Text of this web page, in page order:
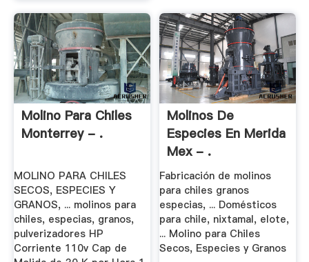
Molino Para Chiles
Monterrey - .
MOLINO PARA CHILES
SECOS, ESPECIES Y
GRANOS, ... molinos para
chiles, especias, granos,
pulverizadores HP
Corriente 110v Cap de
Molinos De
Especies En Merida
Mex - .
Fabricación de molinos
para chiles granos
especias, ... Domésticos
para chile, nixtamal, elote,
... Molino para Chiles
Secos, Especies y Granos